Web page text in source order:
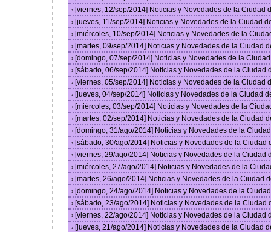
› [viernes, 12/sep/2014] Noticias y Novedades de la Ciudad
› [jueves, 11/sep/2014] Noticias y Novedades de la Ciudad
› [miércoles, 10/sep/2014] Noticias y Novedades de la
› [martes, 09/sep/2014] Noticias y Novedades de la Ciudad
› [domingo, 07/sep/2014] Noticias y Novedades de la
› [sábado, 06/sep/2014] Noticias y Novedades de la Ciudad
› [viernes, 05/sep/2014] Noticias y Novedades de la Ciudad
› [jueves, 04/sep/2014] Noticias y Novedades de la Ciudad
› [miércoles, 03/sep/2014] Noticias y Novedades de la
› [martes, 02/sep/2014] Noticias y Novedades de la Ciudad
› [domingo, 31/ago/2014] Noticias y Novedades de la
› [sábado, 30/ago/2014] Noticias y Novedades de la Ciudad
› [viernes, 29/ago/2014] Noticias y Novedades de la Ciudad
› [miércoles, 27/ago/2014] Noticias y Novedades de la
› [martes, 26/ago/2014] Noticias y Novedades de la Ciudad
› [domingo, 24/ago/2014] Noticias y Novedades de la
› [sábado, 23/ago/2014] Noticias y Novedades de la Ciudad
› [viernes, 22/ago/2014] Noticias y Novedades de la Ciudad
› [jueves, 21/ago/2014] Noticias y Novedades de la Ciudad